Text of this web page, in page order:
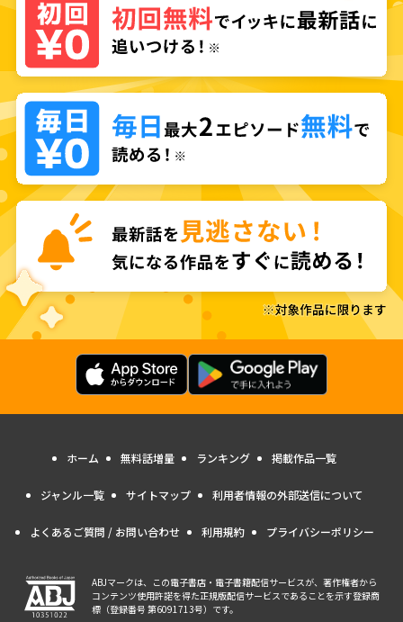
ホーム 無料話増量 ランキング 掲載作品一覧
ジャンル一覧 サイトマップ 利用者情報の外部送信について
よくあるご質問 / お問い合わせ 利用規約 プライバシーポリシー
ABJマークは、この電子書店・電子書籍配信サービスが、著作権者から
コンテンツ使用許諾を得た正規版配信サービスであることを示す登録商
標（登録番号 第6091713号）です。